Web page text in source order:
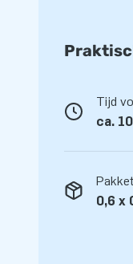
Tijd
ca.
0,6 x